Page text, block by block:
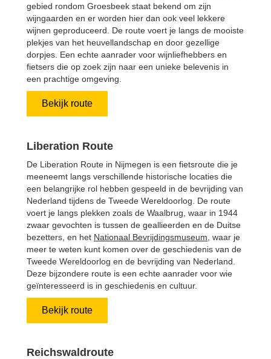
gebied rondom Groesbeek staat bekend om zijn
wijngaarden en er worden hier dan ook veel lekkere
wijnen geproduceerd. De route voert je langs de mooiste
plekjes van het heuvellandschap en door gezellige
dorpjes. Een echte aanrader voor wijnliefhebbers en
fietsers die op zoek zijn naar een unieke belevenis in
een prachtige omgeving.
Bekijk route
Liberation Route
De Liberation Route in Nijmegen is een fietsroute die je
meeneemt langs verschillende historische locaties die
een belangrijke rol hebben gespeeld in de bevrijding van
Nederland tijdens de Tweede Wereldoorlog. De route
voert je langs plekken zoals de Waalbrug, waar in 1944
zwaar gevochten is tussen de geallieerden en de Duitse
bezetters, en het Nationaal Bevrijdingsmuseum , waar je
meer te weten kunt komen over de geschiedenis van de
Tweede Wereldoorlog en de bevrijding van Nederland.
Deze bijzondere route is een echte aanrader voor wie
geïnteresseerd is in geschiedenis en cultuur.
Bekijk route
Reichswaldroute